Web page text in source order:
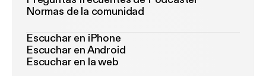
Normas de la comunidad
Escuchar en iPhone
Escuchar en Android
Escuchar en la web